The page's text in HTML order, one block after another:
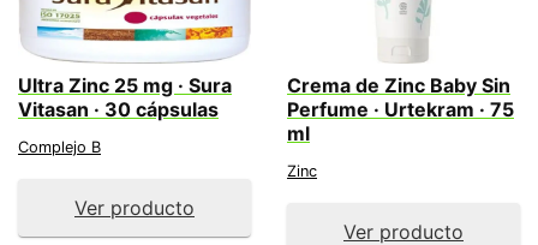
Ultra Zinc 25 mg · Sura
Vitasan · 30 cápsulas
Complejo B
Ver producto
Crema de Zinc Baby Sin
Perfume · Urtekram · 75
ml
Zinc
Ver producto